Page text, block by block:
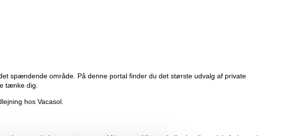
spændende område. På denne portal finder du det største udvalg af private
tænke dig.
hos Vacasol.